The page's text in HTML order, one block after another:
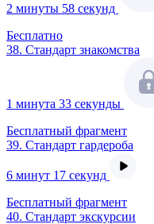
2 минуты 58 секунд
Бесплатно
38. Стандарт знакомства
1 минута 33 секунды
Бесплатный фрагмент
39. Стандарт гардероба
6 минут 17 секунд
Бесплатный фрагмент
40. Стандарт экскурсии